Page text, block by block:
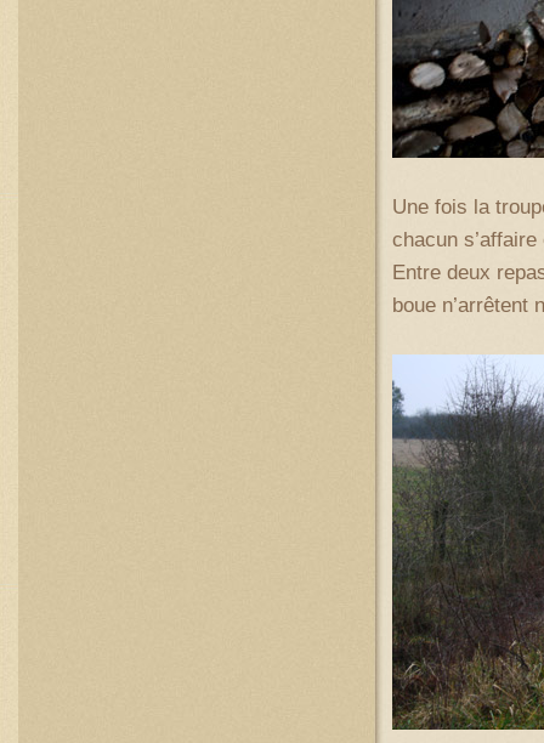
Une fois la
chacun
Entre deux
boue n’arrêtent